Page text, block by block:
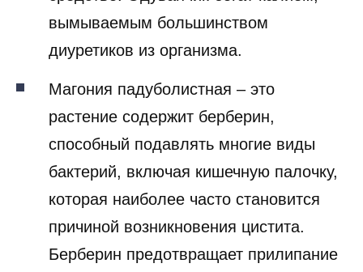
вымываемым большинством
диуретиков из организма.
Магония падуболистная – это
растение содержит берберин,
способный подавлять многие виды
бактерий, включая кишечную палочку,
которая наиболее часто становится
причиной возникновения цистита.
Берберин предотвращает прилипание